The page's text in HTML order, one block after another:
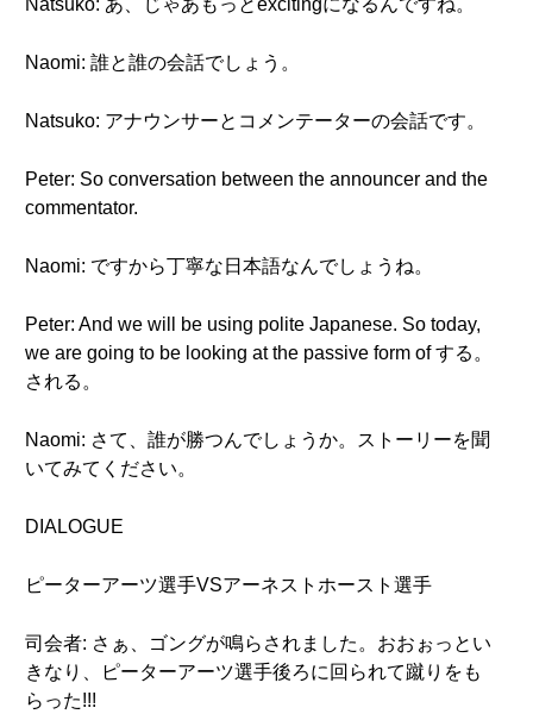
Natsuko: あ、じゃあもっとexcitingになるんですね。
Naomi: 誰と誰の会話でしょう。
Natsuko: アナウンサーとコメンテーターの会話です。
Peter: So conversation between the announcer and the
commentator.
Naomi: ですから丁寧な日本語なんでしょうね。
Peter: And we will be using polite Japanese. So today,
we are going to be looking at the passive form of する。
される。
Naomi: さて、誰が勝つんでしょうか。ストーリーを聞
いてみてください。
DIALOGUE
ピーターアーツ選手VSアーネストホースト選手
司会者: さぁ、ゴングが鳴らされました。おおぉっとい
きなり、ピーターアーツ選手後ろに回られて蹴りをも
らった!!!